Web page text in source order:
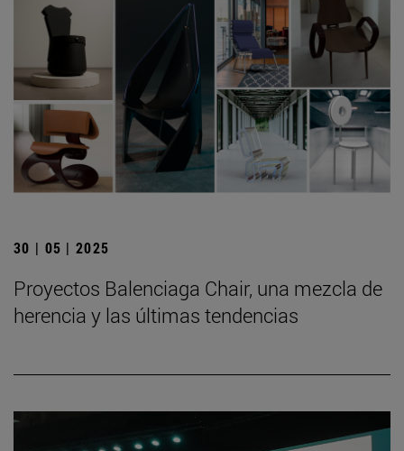
30 | 05 | 2025
Proyectos Balenciaga Chair, una mezcla de
herencia y las últimas tendencias